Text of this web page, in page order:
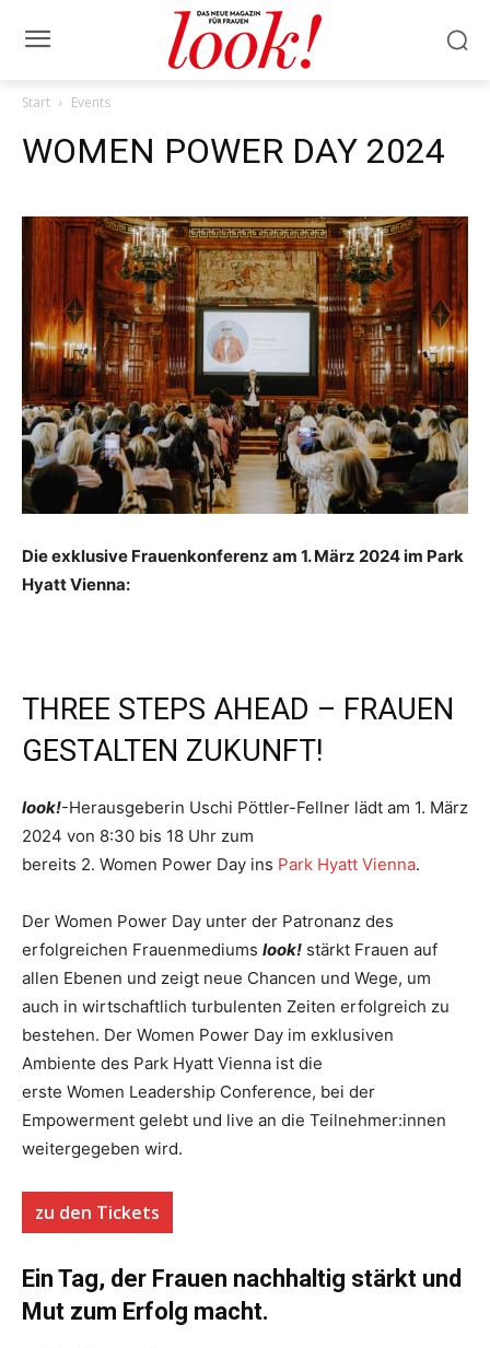
Start Events
WOMEN POWER DAY 2024
Die exklusive Frauenkonferenz am 1. März 2024 im Park
Hyatt Vienna:
THREE STEPS AHEAD – FRAUEN
GESTALTEN ZUKUNFT!
look!-Herausgeberin Uschi Pöttler-Fellner lädt am 1. März
2024 von 8:30 bis 18 Uhr zum
bereits 2. Women Power Day ins Park Hyatt Vienna.
Der Women Power Day unter der Patronanz des
erfolgreichen Frauenmediums look! stärkt Frauen auf
allen Ebenen und zeigt neue Chancen und Wege, um
auch in wirtschaftlich turbulenten Zeiten erfolgreich zu
bestehen. Der Women Power Day im exklusiven
Ambiente des Park Hyatt Vienna ist die
erste Women Leadership Conference, bei der
Empowerment gelebt und live an die Teilnehmer:innen
weitergegeben wird.
zu den Tickets
Ein Tag, der Frauen nachhaltig stärkt und
Mut zum Erfolg macht.